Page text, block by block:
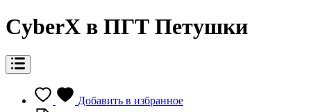
CyberX в ПГТ Петушки
Добавить в избранное